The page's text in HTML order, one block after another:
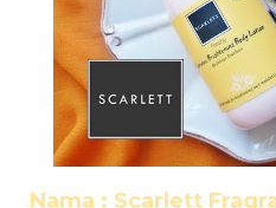
Nama : Scarlett